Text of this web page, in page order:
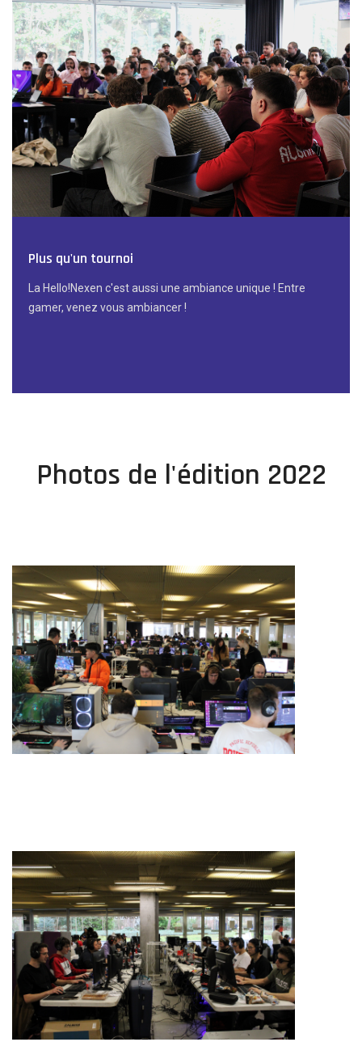
Plus qu'un tournoi
La Hello!Nexen c'est aussi une ambiance unique ! Entre
gamer, venez vous ambiancer !
Photos de l'édition 2022